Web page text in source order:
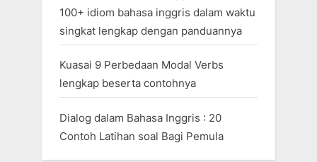
100+ idiom bahasa inggris dalam waktu
singkat lengkap dengan panduannya
Kuasai 9 Perbedaan Modal Verbs
lengkap beserta contohnya
Dialog dalam Bahasa Inggris : 20
Contoh Latihan soal Bagi Pemula